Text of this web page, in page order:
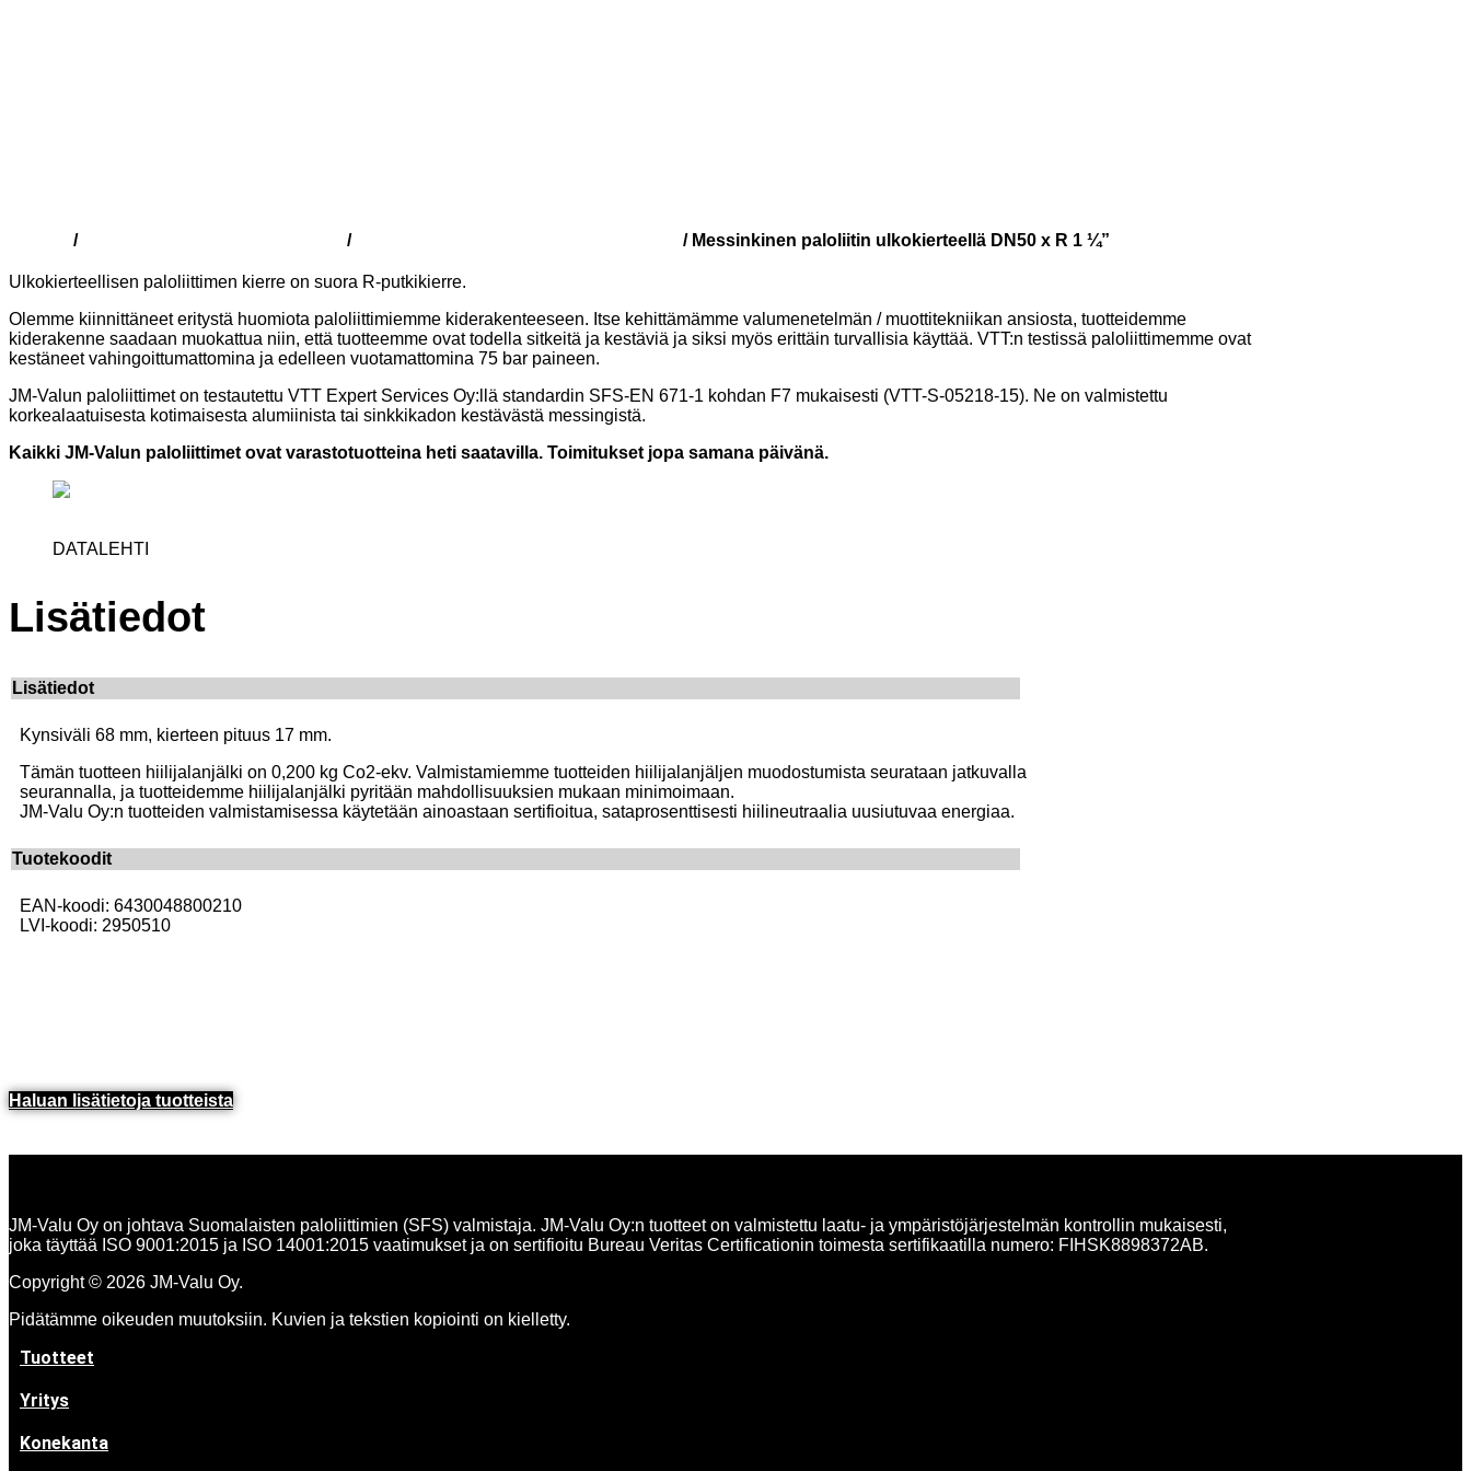
/ / / Messinkinen paloliitin ulkokierteellä DN50 x R 1 ¼”
Ulkokierteellisen paloliittimen kierre on suora R-putkikierre.
Olemme kiinnittäneet eritystä huomiota paloliittimiemme kiderakenteeseen. Itse kehittämämme valumenetelmän / muottitekniikan ansiosta, tuotteidemme
kiderakenne saadaan muokattua niin, että tuotteemme ovat todella sitkeitä ja kestäviä ja siksi myös erittäin turvallisia käyttää. VTT:n testissä paloliittimemme ovat
kestäneet vahingoittumattomina ja edelleen vuotamattomina 75 bar paineen.
JM-Valun paloliittimet on testautettu VTT Expert Services Oy:llä standardin SFS-EN 671-1 kohdan F7 mukaisesti (VTT-S-05218-15). Ne on valmistettu
korkealaatuisesta kotimaisesta alumiinista tai sinkkikadon kestävästä messingistä.
Kaikki JM-Valun paloliittimet ovat varastotuotteina heti saatavilla. Toimitukset jopa samana päivänä.
DATALEHTI
Lisätiedot
Lisätiedot
Kynsiväli 68 mm, kierteen pituus 17 mm.
Tämän tuotteen hiilijalanjälki on 0,200 kg Co2-ekv. Valmistamiemme tuotteiden hiilijalanjäljen muodostumista seurataan jatkuvalla
seurannalla, ja tuotteidemme hiilijalanjälki pyritään mahdollisuuksien mukaan minimoimaan.
JM-Valu Oy:n tuotteiden valmistamisessa käytetään ainoastaan sertifioitua, sataprosenttisesti hiilineutraalia uusiutuvaa energiaa.
Tuotekoodit
EAN-koodi: 6430048800210
LVI-koodi: 2950510
Haluan lisätietoja tuotteista​
JM-Valu Oy on johtava Suomalaisten paloliittimien (SFS) valmistaja. JM-Valu Oy:n tuotteet on valmistettu laatu- ja ympäristöjärjestelmän kontrollin mukaisesti,
joka täyttää ISO 9001:2015 ja ISO 14001:2015 vaatimukset ja on sertifioitu Bureau Veritas Certificationin toimesta sertifikaatilla numero: FIHSK8898372AB.
Copyright © 2026 JM-Valu Oy.
Pidätämme oikeuden muutoksiin. Kuvien ja tekstien kopiointi on kielletty.
Tuotteet
Yritys
Konekanta